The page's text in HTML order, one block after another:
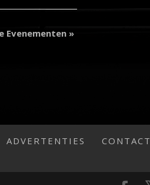
Evenementen »
ADVERTENTIES
CONTACT